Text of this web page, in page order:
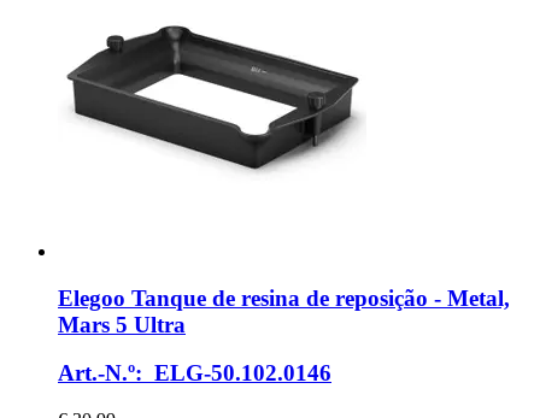
Elegoo Tanque de resina de reposição -​ Metal,
Mars 5 Ultra
Art.-N.º: ELG-50.102.0146